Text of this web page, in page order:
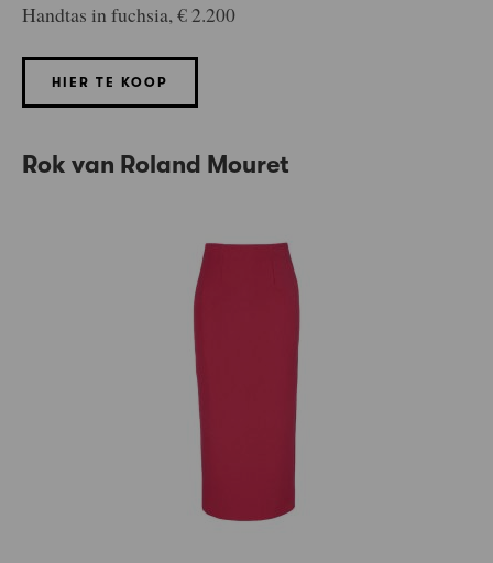
Handtas in fuchsia, € 2.200
HIER TE KOOP
Rok van Roland Mouret